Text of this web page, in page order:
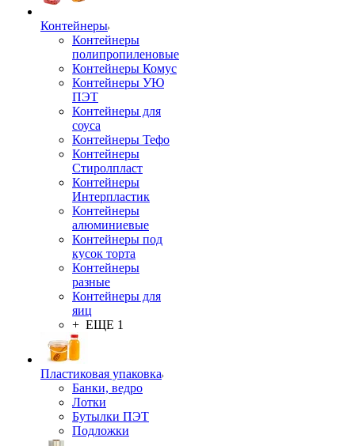
Контейнеры
Контейнеры
полипропиленовые
Контейнеры Комус
Контейнеры УЮ
ПЭТ
Контейнеры для
соуса
Контейнеры Тефо
Контейнеры
Стиролпласт
Контейнеры
Интерпластик
Контейнеры
алюминиевые
Контейнеры под
кусок торта
Контейнеры
разные
Контейнеры для
яиц
+ ЕЩЕ 1
Пластиковая упаковка
Банки, ведро
Лотки
Бутылки ПЭТ
Подложки